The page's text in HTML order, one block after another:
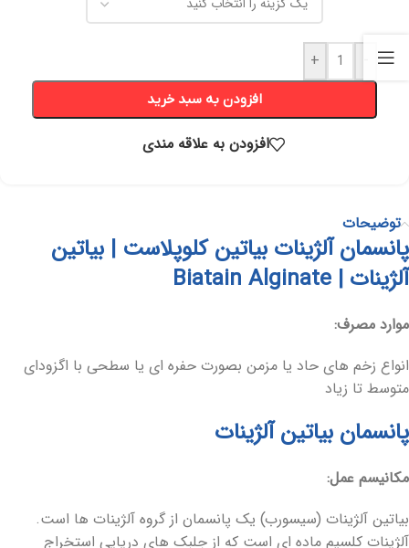
+
افزودن به سبد خرید
افزودن به علاقه مندی
توضیحات
پانسمان آلژینات بیاتین کلوپلاست | بیاتین
آلژینات | Biatain Alginate
موارد مصرف:
انواع زخم‏ های حاد یا مزمن بصورت حفره ‏ای یا سطحی با اگزودای
متوسط تا زیاد
پانسمان بیاتین آلژینات
مکانیسم عمل:
بیاتین آلژینات (سیسورب) یک پانسمان از گروه آلژینات‏ ها است.
آلژینات کلسیم ماده ‏ای است که از جلبک‏ های دریایی استخراج